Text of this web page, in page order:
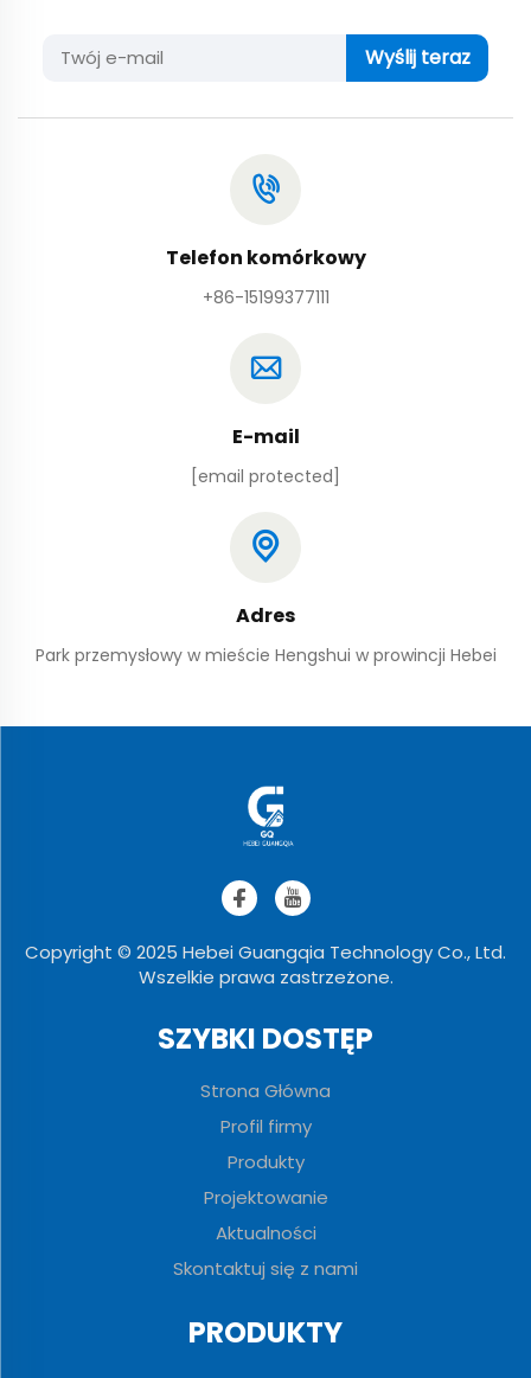
Wyślij teraz
Telefon komórkowy
+86-15199377111
E-mail
[email protected]
Adres
Park przemysłowy w mieście Hengshui w prowincji Hebei
Copyright © 2025 Hebei Guangqia Technology Co., Ltd.
Wszelkie prawa zastrzeżone.
SZYBKI DOSTĘP
Strona Główna
Profil firmy
Produkty
Projektowanie
Aktualności
Skontaktuj się z nami
PRODUKTY